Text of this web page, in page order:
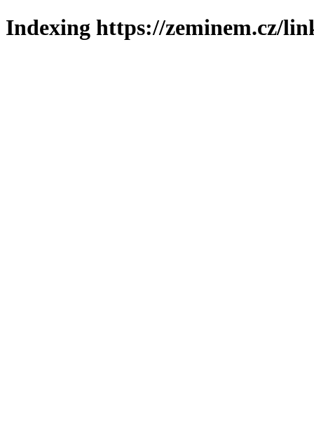
Indexing https://zeminem.cz/